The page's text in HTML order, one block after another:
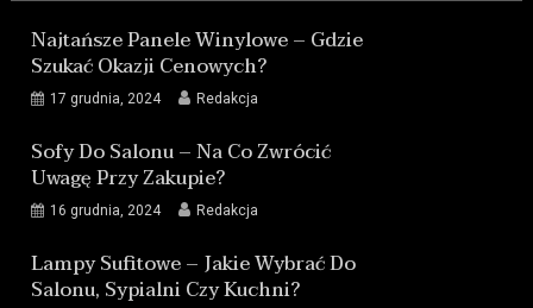
Najtańsze Panele Winylowe – Gdzie
Szukać Okazji Cenowych?
17 grudnia, 2024 Redakcja
Sofy Do Salonu – Na Co Zwrócić
Uwagę Przy Zakupie?
16 grudnia, 2024 Redakcja
Lampy Sufitowe – Jakie Wybrać Do
Salonu, Sypialni Czy Kuchni?